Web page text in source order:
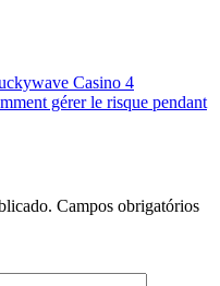
Casino 4
gérer le risque pendant
Campos obrigatórios